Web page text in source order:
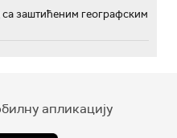
заштићеним географским
апликацију